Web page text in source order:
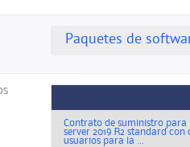
Paquetes de
Contrato de suministro para
server 2019 R2 standard
usuarios para la ...